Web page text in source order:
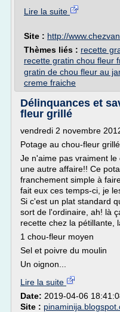
Lire la suite
Site : http://
Thèmes liés : recette
recette gratin chou fleur
gratin de chou fleur au
creme fraiche
Délinquances et
fleur grillé
vendredi 2 novembre
Potage au chou-fleur grillé
Je n'aime pas vraiment
une autre affaire!! Ce
franchement simple à
fait eux ces temps-ci, je
Si c'est un plat standard
sort de l'ordinaire, ah! là
recette chez la pétillante,
1 chou-fleur moyen
Sel et poivre du moulin
Un oignon...
Lire la suite
Date: 2019-04-06
Site :